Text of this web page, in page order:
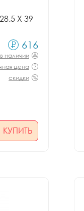
X 39
616
наличии
цена
скидки
КУПИТЬ